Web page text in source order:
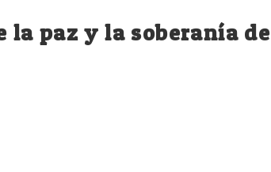
la paz y la soberanía de